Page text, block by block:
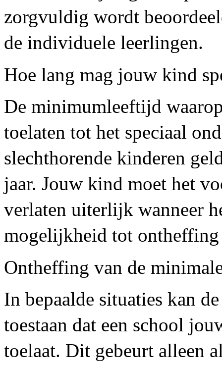
zorgvuldig wordt
de individuele leerlingen.
Hoe lang mag jouw kind
De minimumleeftijd
toelaten tot het speciaal
slechthorende kinderen
jaar. Jouw kind moet het
verlaten uiterlijk wanneer
mogelijkheid tot ontheffing
Ontheffing van de
In bepaalde situaties kan
toestaan dat een school
toelaat. Dit gebeurt alleen